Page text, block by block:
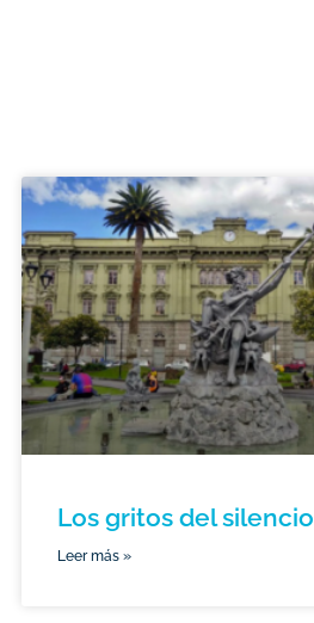
Los gritos del silencio
Leer más »